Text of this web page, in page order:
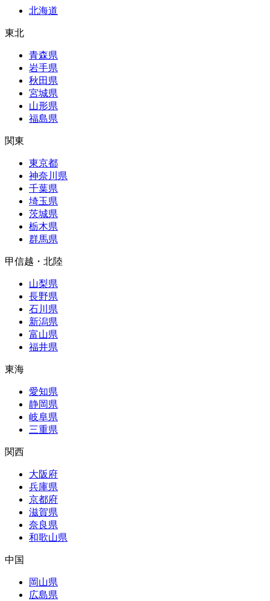
北海道
東北
青森県
岩手県
秋田県
宮城県
山形県
福島県
関東
東京都
神奈川県
千葉県
埼玉県
茨城県
栃木県
群馬県
甲信越・北陸
山梨県
長野県
石川県
新潟県
富山県
福井県
東海
愛知県
静岡県
岐阜県
三重県
関西
大阪府
兵庫県
京都府
滋賀県
奈良県
和歌山県
中国
岡山県
広島県